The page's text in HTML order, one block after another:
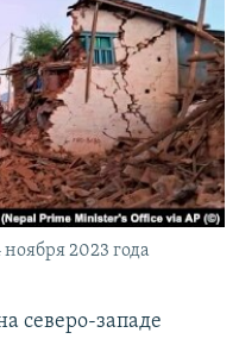
2023 года
северо-западе